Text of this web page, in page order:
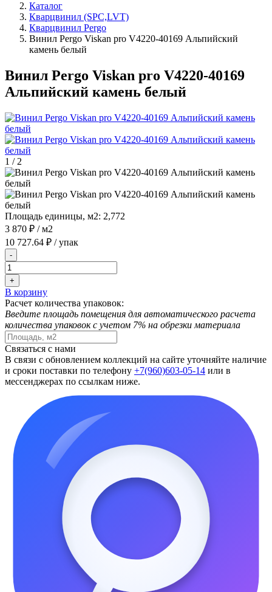
Каталог
Кварцвинил (SPC,LVT)
Кварцвинил Pergo
Винил Pergo Viskan pro V4220-40169 Альпийский
камень белый
Винил Pergo Viskan pro V4220-40169
Альпийский камень белый
1 / 2
Площадь единицы, м2: 2,772
3 870 ₽ / м2
10 727.64 ₽ / упак
-
+
В корзину
Расчет количества упаковок:
Введите площадь помещения для автоматического расчета
количества упаковок с учетом 7% на обрезки материала
Связаться с нами
В связи с обновлением коллекций на сайте уточняйте наличие
и сроки поставки по телефону +7(960)603-05-14 или в
мессенджерах по ссылкам ниже.